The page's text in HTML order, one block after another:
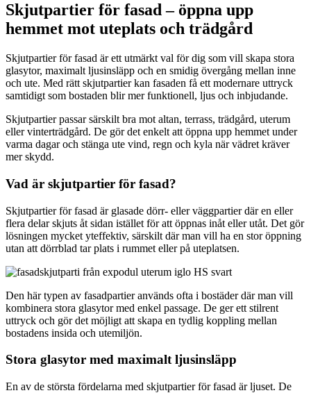
Skjutpartier för fasad – öppna upp
hemmet mot uteplats och trädgård
Skjutpartier för fasad är ett utmärkt val för dig som vill skapa stora
glasytor, maximalt ljusinsläpp och en smidig övergång mellan inne
och ute. Med rätt skjutpartier kan fasaden få ett modernare uttryck
samtidigt som bostaden blir mer funktionell, ljus och inbjudande.
Skjutpartier passar särskilt bra mot altan, terrass, trädgård, uterum
eller vinterträdgård. De gör det enkelt att öppna upp hemmet under
varma dagar och stänga ute vind, regn och kyla när vädret kräver
mer skydd.
Vad är skjutpartier för fasad?
Skjutpartier för fasad är glasade dörr- eller väggpartier där en eller
flera delar skjuts åt sidan istället för att öppnas inåt eller utåt. Det gör
lösningen mycket yteffektiv, särskilt där man vill ha en stor öppning
utan att dörrblad tar plats i rummet eller på uteplatsen.
Den här typen av fasadpartier används ofta i bostäder där man vill
kombinera stora glasytor med enkel passage. De ger ett stilrent
uttryck och gör det möjligt att skapa en tydlig koppling mellan
bostadens insida och utemiljön.
Stora glasytor med maximalt ljusinsläpp
En av de största fördelarna med skjutpartier för fasad är ljuset. De